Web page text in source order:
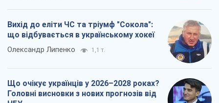
Вихід до еліти ЧС та тріумф "Сокола":
що відбувається в українському хокеї
Олександр Липенко 1,1 т.
Що очікує українців у 2026–2028 роках?
Головні висновки з нових прогнозів від